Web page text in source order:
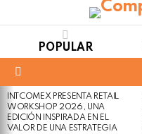
POPULAR
LATEST
STORIES
INTCOMEX PRESENTA RETAIL
WORKSHOP 2026, UNA
EDICIÓN INSPIRADA EN EL
VALOR DE UNA ESTRATEGIA